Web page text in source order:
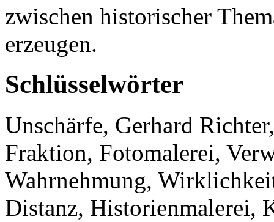
zwischen historischer
erzeugen.
Schlüsselwörter
Unschärfe, Gerhard
Fraktion, Fotomalerei,
Wahrnehmung,
Distanz, Historienmalerei,